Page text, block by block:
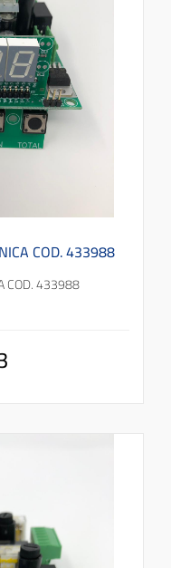
COD. 433988
COD. 433988